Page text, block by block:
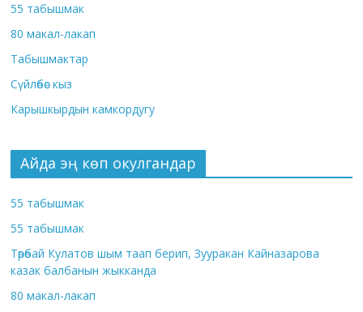
55 табышмак
80 макал-лакап
Табышмактар
Сүйлөбөс кыз
Карышкырдын камкордугу
Айда эң көп окулгандар
55 табышмак
55 табышмак
Төрөбай Кулатов шым таап берип, Зууракан Кайназарова
казак балбанын жыкканда
80 макал-лакап